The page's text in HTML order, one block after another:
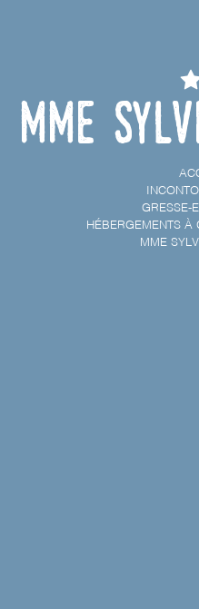
Mme
GRESSE-
HÉBERGEMENTS À
MME